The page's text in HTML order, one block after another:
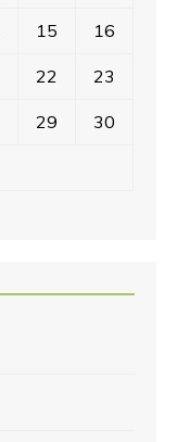
15 16
22 23
29 30